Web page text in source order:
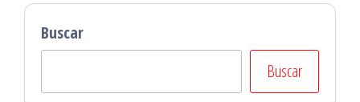
Buscar
Buscar